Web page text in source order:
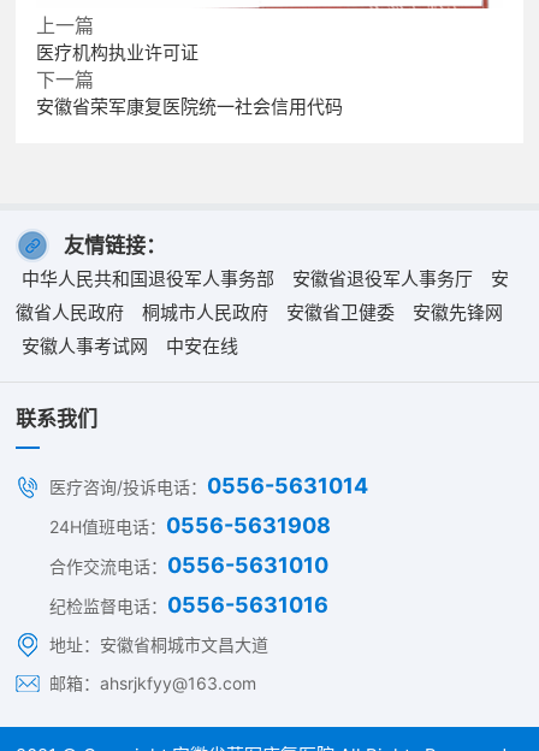
上一篇
医疗机构执业许可证
下一篇
安徽省荣军康复医院统一社会信用代码
友情链接：
中华人民共和国退役军人事务部 安徽省退役军人事务厅
安
徽省人民政府
桐城市人民政府 安徽省卫健委
安徽先锋网
安徽人事考试网
中安在线
联系我们
医疗咨询/投诉电话： 0556-5631014
24H值班电话： 0556-5631908
合作交流电话： 0556-5631010
纪检监督电话： 0556-5631016
地址：安徽省桐城市文昌大道
邮箱：ahsrjkfyy@163.com